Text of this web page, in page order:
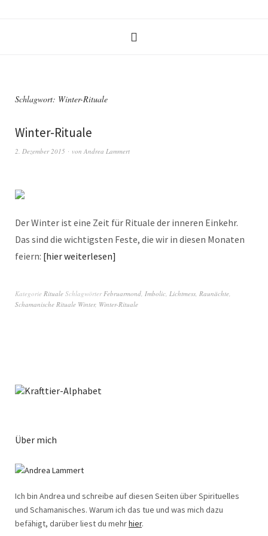
Schlagwort: Winter-Rituale
Winter-Rituale
2. Dezember 2015 von Andrea Lammert
Der Winter ist eine Zeit für Rituale der inneren Einkehr.
Das sind die wichtigsten Feste, die wir in diesen Monaten
feiern: hier weiterlesen
Kategorie Rituale SchlagwörterFebruarmond, Imbolic, Lichtmess, Raunächte,
Schamanische Rituale Winter, Winter-Rituale
Über mich
Ich bin Andrea und schreibe auf diesen Seiten über Spirituelles
und Schamanisches. Warum ich das tue und was mich dazu
befähigt, darüber liest du mehrhier.